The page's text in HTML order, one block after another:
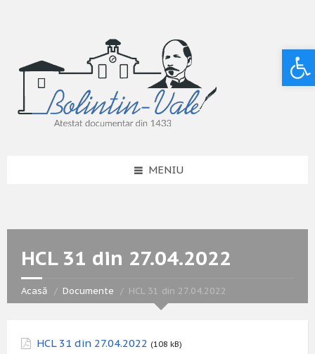
MENIU
HCL 31 din 27.04.2022
Acasă Documente HCL 31 din 27.04.2022
HCL 31 din 27.04.2022 (108 kB)
Deschide bara de unelte